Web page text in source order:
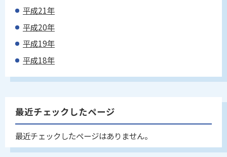
平成21年
平成20年
平成19年
平成18年
最近チェックしたページ
最近チェックしたページはありません。